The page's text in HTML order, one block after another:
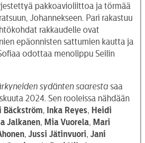
pakkoavioliittoa ja törmää
Johannekseen. Pari rakastuu
rakkaudelle ovat
epäonnisten sattumien kautta ja
odottaa menolippu Seilin
sydänten saaresta saa
2024. Sen rooleissa nähdään
Bäckström, Inka Reyes, Heidi
Jalkanen, Mia Vuorela, Mari
, Jussi Jätinvuori, Jani